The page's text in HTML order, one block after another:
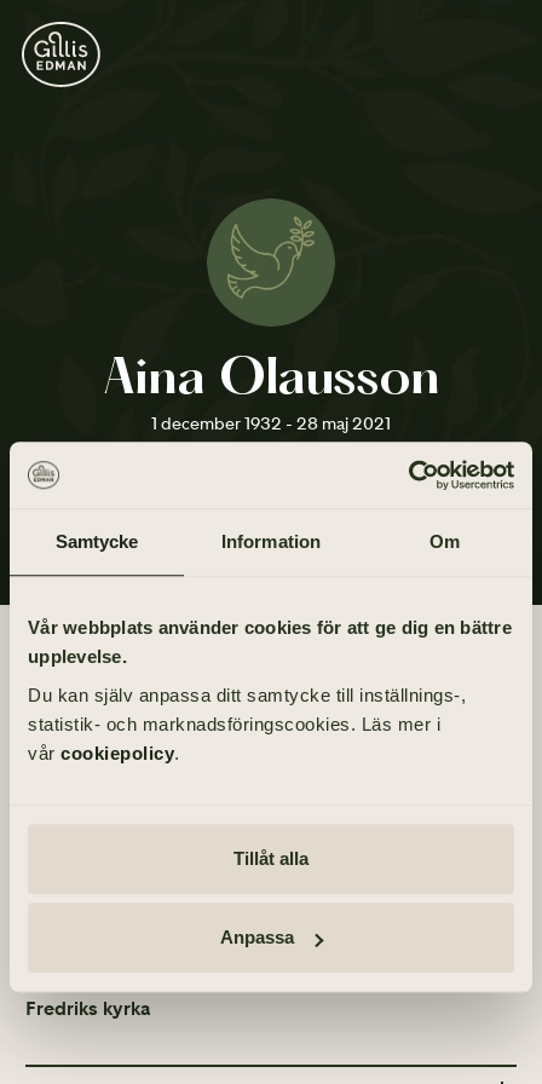
Samtycke Information Om
Vår webbplats använder cookies för att ge dig en bättre
upplevelse.
Du kan själv anpassa ditt samtycke till inställnings-,
statistik- och marknadsföringscookies. Läs mer i
vår cookiepolicy.
Tillåt alla
Anpassa
Aina Olausson
1 december 1932 - 28 maj 2021
Begravningsdagen
BEGRAVNING
Torsdag 17 juni 2021
Fredriks kyrka